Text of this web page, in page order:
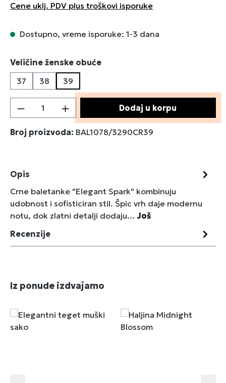
Cene uklj. PDV plus troškovi isporuke
Dostupno, vreme isporuke: 1-3 dana
Izaberi
Veličine ženske obuće
37
38 39
Količina proizvoda: Unesite željenu
Dodaj u korpu
Broj proizvoda: BAL1078/3290CR39
Opis
Crne baletanke "Elegant Spark" kombinuju
udobnost i sofisticiran stil. Špic vrh daje modernu
notu, dok zlatni detalji dodaju…Još
Recenzije
Preskoči galeriju proizvoda
Iz ponude izdvajamo